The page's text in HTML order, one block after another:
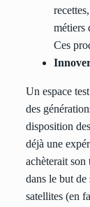
métiers
Ces
Un espace
des
disposition
déjà une
achèterait son
dans le but de
satellites (en